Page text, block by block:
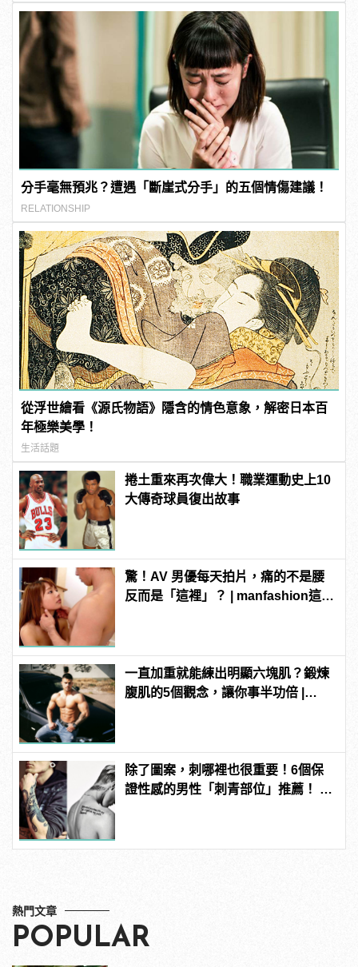
分手毫無預兆？遭遇「斷崖式分手」的五個情傷建議！
RELATIONSHIP
從浮世繪看《源氏物語》隱含的情色意象，解密日本百
年極樂美學！
生活話題
捲土重來再次偉大！職業運動史上10
大傳奇球員復出故事
驚！AV 男優每天拍片，痛的不是腰
反而是「這裡」？ | manfashion這樣
一直加重就能練出明顯六塊肌？鍛煉
腹肌的5個觀念，讓你事半功倍 |
除了圖案，刺哪裡也很重要！6個保
證性感的男性「刺青部位」推薦！ |
熱門文章
POPULAR